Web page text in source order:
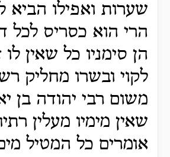
שערות ואפילו הביא
הרי הוא כסריס לכל
הן סימניו כל שאין לו
לקוי ובשרו מחליק
משום רבי יהודה בן
שאין מימיו מעלין
אומרים כל המטיל